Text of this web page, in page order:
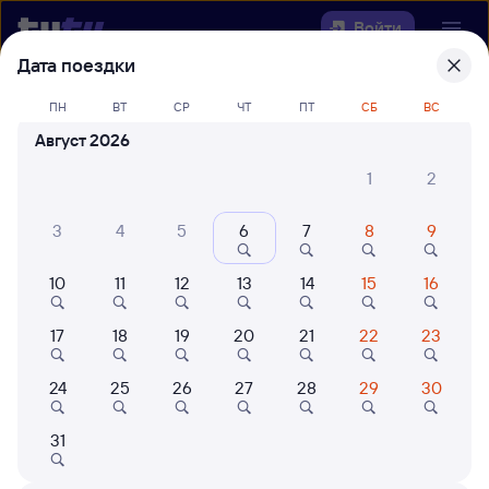
Войти
Выберите день, чтобы найтиж/д
билеты Кипелово — Заборье
42 млн путешествуют с
Дата поездки
ПН ВТ СР ЧТ ПТ СБ ВС
Август 2026
1
2
3 4 5 6 7 8 9
10 11 12 13 14 15 16
17 18 19 20 21 22 23
24 25 26 27 28 29 30
31